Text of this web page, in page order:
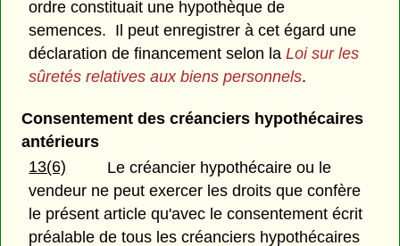
ordre constituait une hypothèque de
semences. Il peut enregistrer à cet égard une
déclaration de financement selon laLoi sur les
sûretés relatives aux biens personnels.
Consentement des créanciers hypothécaires
antérieurs
13(6)
Le créancier hypothécaire ou le
vendeur ne peut exercer les droits que confère
le présent article qu'avec le consentement écrit
préalable de tous les créanciers hypothécaires